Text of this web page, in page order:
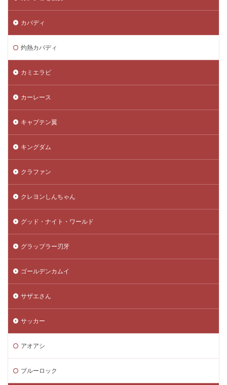
カバディ
灼熱カバディ
カミエラビ
カーレース
キャプテン翼
キングダム
クラファン
クレヨンしんちゃん
グッド・ナイト・ワールド
グラップラー刃牙
ゴールデンカムイ
サザエさん
サッカー
アオアシ
ブルーロック